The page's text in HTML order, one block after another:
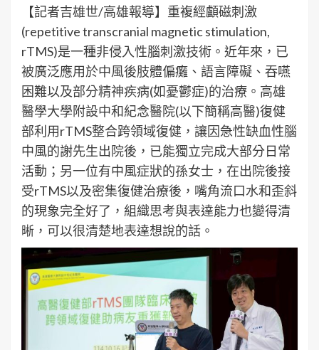
【記者吉雄世/高雄報導】重複經顱磁刺激
(repetitive transcranial magnetic stimulation,
rTMS)是一種非侵入性腦刺激技術。近年來，已
被廣泛應用於中風後肢體偏癱、語言障礙、吞嚥
困難以及部分精神疾病(如憂鬱症)的治療。高雄
醫學大學附設中和紀念醫院(以下簡稱高醫)復健
部利用rTMS整合跨領域復健，讓因急性缺血性腦
中風的謝先生出院後，已能獨立完成大部分日常
活動；另一位有中風症狀的孫女士，在出院後接
受rTMS以及密集復健治療後，嘴角流口水和歪斜
的現象完全好了，組織思考與表達能力也變得清
晰，可以很清楚地表達想說的話。